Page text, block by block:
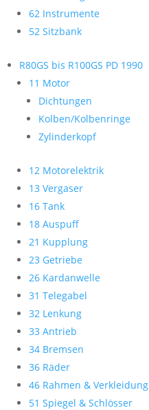
62 Instrumente
52 Sitzbank
R80GS bis R100GS PD 1990
11 Motor
Dichtungen
Kolben/Kolbenringe
Zylinderkopf
12 Motorelektrik
13 Vergaser
16 Tank
18 Auspuff
21 Kupplung
23 Getriebe
26 Kardanwelle
31 Telegabel
32 Lenkung
33 Antrieb
34 Bremsen
36 Räder
46 Rahmen & Verkleidung
51 Spiegel & Schlösser